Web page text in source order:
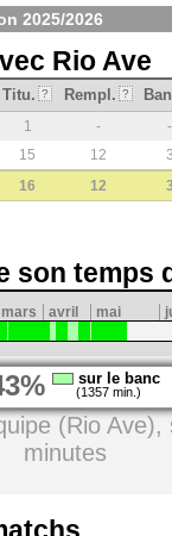
2025/2026
Rio Ave
Titu. ? Rempl. ?
1 -
-
15 12
16 12
son temps
mars avril mai
sur le banc
(1357 min.)
(Rio
minutes